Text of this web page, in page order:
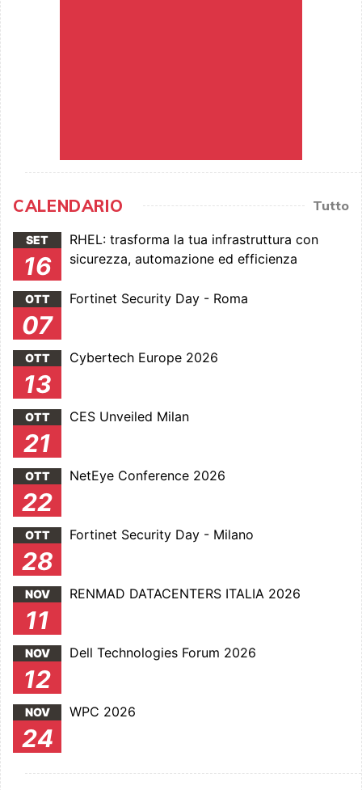
CALENDARIO Tutto
SET
16
RHEL: trasforma la tua infrastruttura con
sicurezza, automazione ed efficienza
OTT
07
Fortinet Security Day - Roma
OTT
13
Cybertech Europe 2026
OTT
21
CES Unveiled Milan
OTT
22
NetEye Conference 2026
OTT
28
Fortinet Security Day - Milano
NOV
11
RENMAD DATACENTERS ITALIA 2026
NOV
12
Dell Technologies Forum 2026
NOV
24
WPC 2026